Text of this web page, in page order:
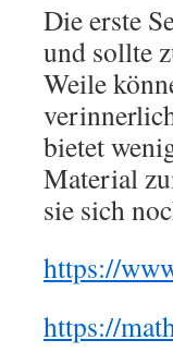
Die erste
und sollte
Weile
bietet
Material
sie sich
https://
https://